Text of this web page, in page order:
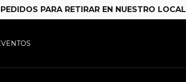
PARA RETIRAR EN NUESTRO LOCAL